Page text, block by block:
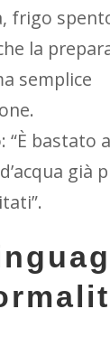
frigo
la
semplice
“È bastato
già